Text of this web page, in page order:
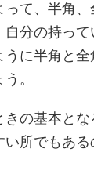
て、半角、
分の持っ
に半角と
。
の基本とな
所でもある